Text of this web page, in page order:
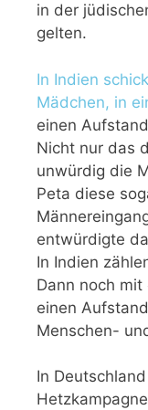
in der
gelten.
In Indien
Mädchen, in
einen
Nicht nur das
unwürdig die
Peta diese
entwürdigte
In Indien
Dann noch mit
einen
Menschen-
In